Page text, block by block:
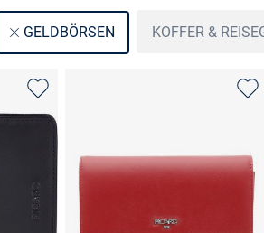
GELDBÖRSEN KOFFER &